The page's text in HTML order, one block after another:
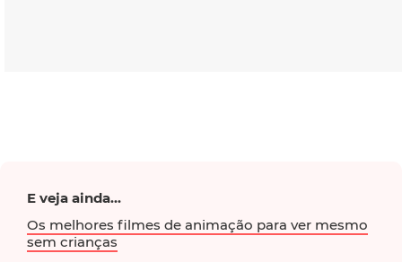
E veja ainda...
Os melhores filmes de animação para ver mesmo
sem crianças